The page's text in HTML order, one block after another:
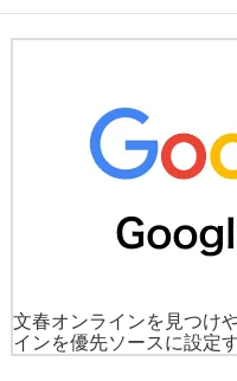
文春オンラインを見つけ
インを優先ソースに設定す